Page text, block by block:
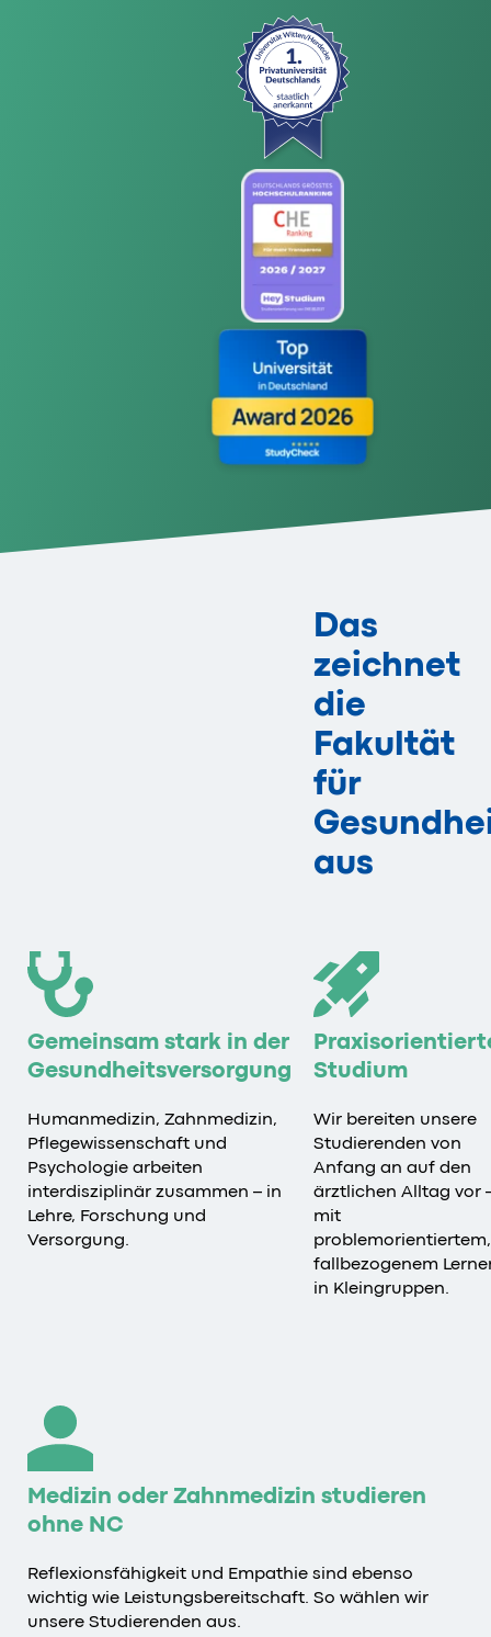
Das
zeichnet
die
Fakultät
für
aus
Gemeinsam stark in der
Gesundheitsversorgung
Humanmedizin, Zahnmedizin,
Pflegewissenschaft und
Psychologie arbeiten
interdisziplinär zusammen – in
Lehre, Forschung und
Versorgung.
Studium
Wir bereiten unsere
Studierenden von
Anfang an auf den
ärztlichen Alltag vor
mit
problemorientiertem,
fallbezogenem
in Kleingruppen.
Medizin oder Zahnmedizin studieren
ohne NC
Reflexionsfähigkeit und Empathie sind ebenso
wichtig wie Leistungsbereitschaft. So wählen wir
unsere Studierenden aus.